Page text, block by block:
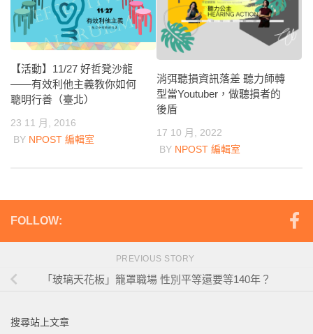
【活動】11/27 好哲凳沙龍
——有效利他主義教你如何
聰明行善（臺北）
23 11 月, 2016
BY NPOST 編輯室
消弭聽損資訊落差 聽力師轉
型當Youtuber，做聽損者的
後盾
17 10 月, 2022
BY NPOST 編輯室
FOLLOW:
PREVIOUS STORY
「玻璃天花板」籠罩職場 性別平等還要等140年？
搜尋站上文章